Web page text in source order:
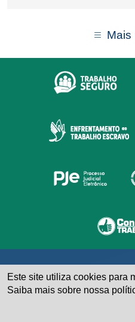
Mais
Este site utiliza cookies para
Saiba mais sobre nossa